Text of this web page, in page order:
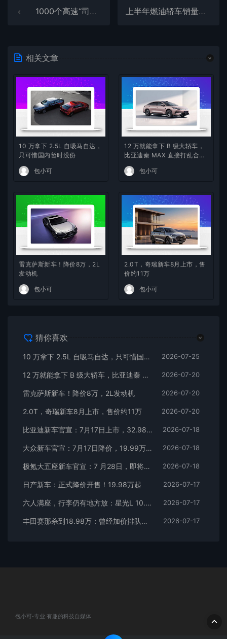
1000个高速“司机之家”启用：10元能吃饱 免费休息/洗澡/洗衣 上半年燃油轿车销量排名公布：前十仅两款自主品牌车型
相关文章
10 万拿下 2.5L 自吸马自达，
只可惜国内暂时没份
包小可
12 万就能拿下 B 级大轿车，
比亚迪秦 MAX 直接打乱合资
定价逻辑
包小可
雷克萨斯新车！降价8万，2L
发动机
包小可
2.0T，奇瑞新车8月上市，售
价约11万
包小可
猜你喜欢
10 万拿下 2.5L 自吸马自达，只可惜国内暂时没份 2026-07-25
12 万就能拿下 B 级大轿车，比亚迪秦 MAX 直接打乱合资定价逻辑 2026-07-20
雷克萨斯新车！降价8万，2L发动机 2026-07-20
2.0T，奇瑞新车8月上市，售价约11万 2026-07-20
比亚迪新车官宣：7月17日上市，32.98万元 2026-07-18
大众新车官宣：7月17日降价，19.99万元起 2026-07-18
极氪大五座新车官宣：7 月28日，即将上市 2026-07-18
日产新车：正式降价开售！19.98万起 2026-07-17
六人满座，行李仍有地方放：星光L 10.98万元起 2026-07-17
丰田赛那杀到18.98万：曾经加价排队的MPV，这次真把价格打下来了 2026-07-17
包小可-专业.有趣的科技自媒体